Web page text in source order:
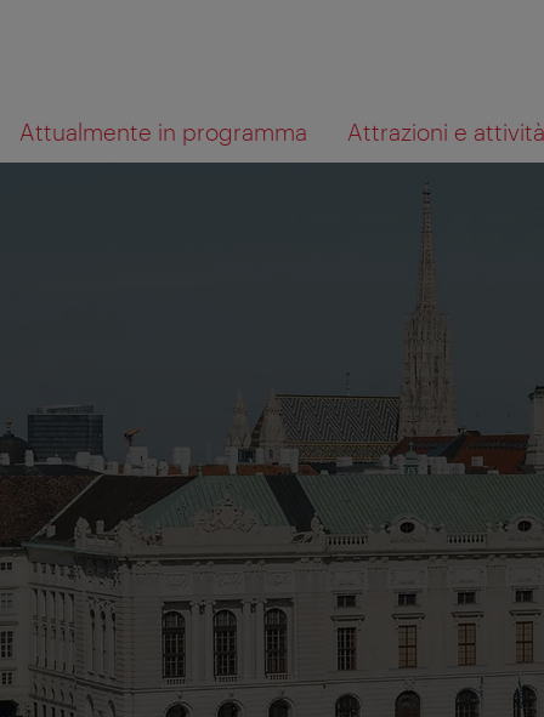
navigazione
contenuto
Attualmente in programma Attrazioni e
Cosa
cerchi?